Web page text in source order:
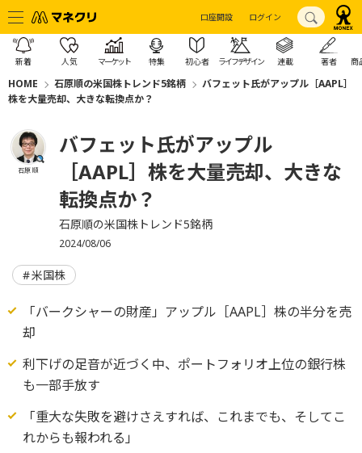
口座開設 ログイン
新着 人気 マーケット 特集 初心者 ライフデザイン 連載 著者 商
HOME 石原順の米国株トレンド5銘柄
バフェット氏がアップル［AAPL］
株を大量売却、大きな転換点か？
石原 順
バフェット氏がアップル
［AAPL］株を大量売却、大きな
転換点か？
石原順の米国株トレンド5銘柄
2024/08/06
米国株
「バークシャーの財産」アップル［AAPL］株の半分を売
却
利下げの足音が近づく中、ポートフォリオ上位の銀行株
も一部手放す
「重大な失敗を避けさえすれば、これまでも、そしてこ
れからも報われる」